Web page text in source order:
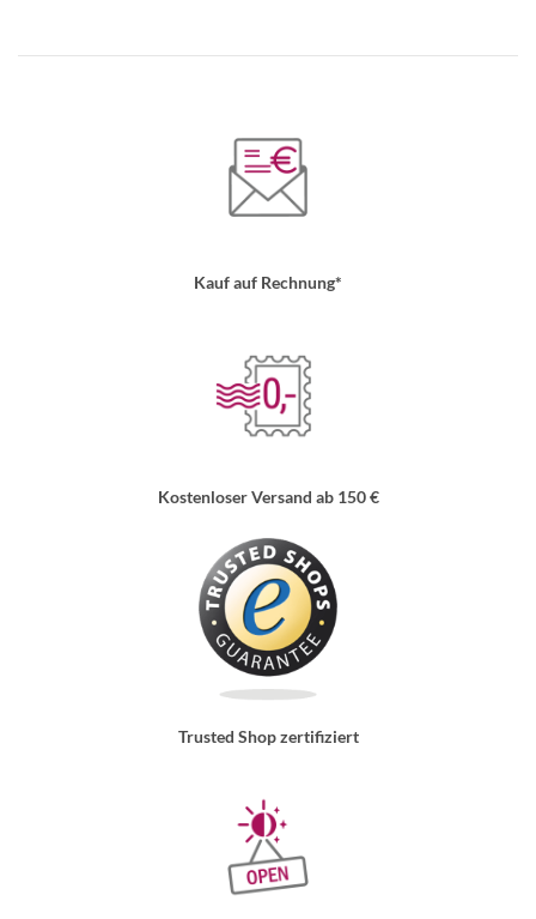
Kauf auf Rechnung*
Kostenloser Versand ab 150 €
Trusted Shop zertifiziert